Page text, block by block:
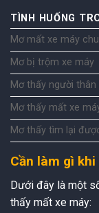
TÌNH HUỐNG
Mơ mất xe máy
Mơ bị trộm xe máy
Mơ thấy người
Mơ thấy mất xe
Mơ thấy tìm lại
Cần làm gì
Dưới đây là một
thấy mất xe máy: